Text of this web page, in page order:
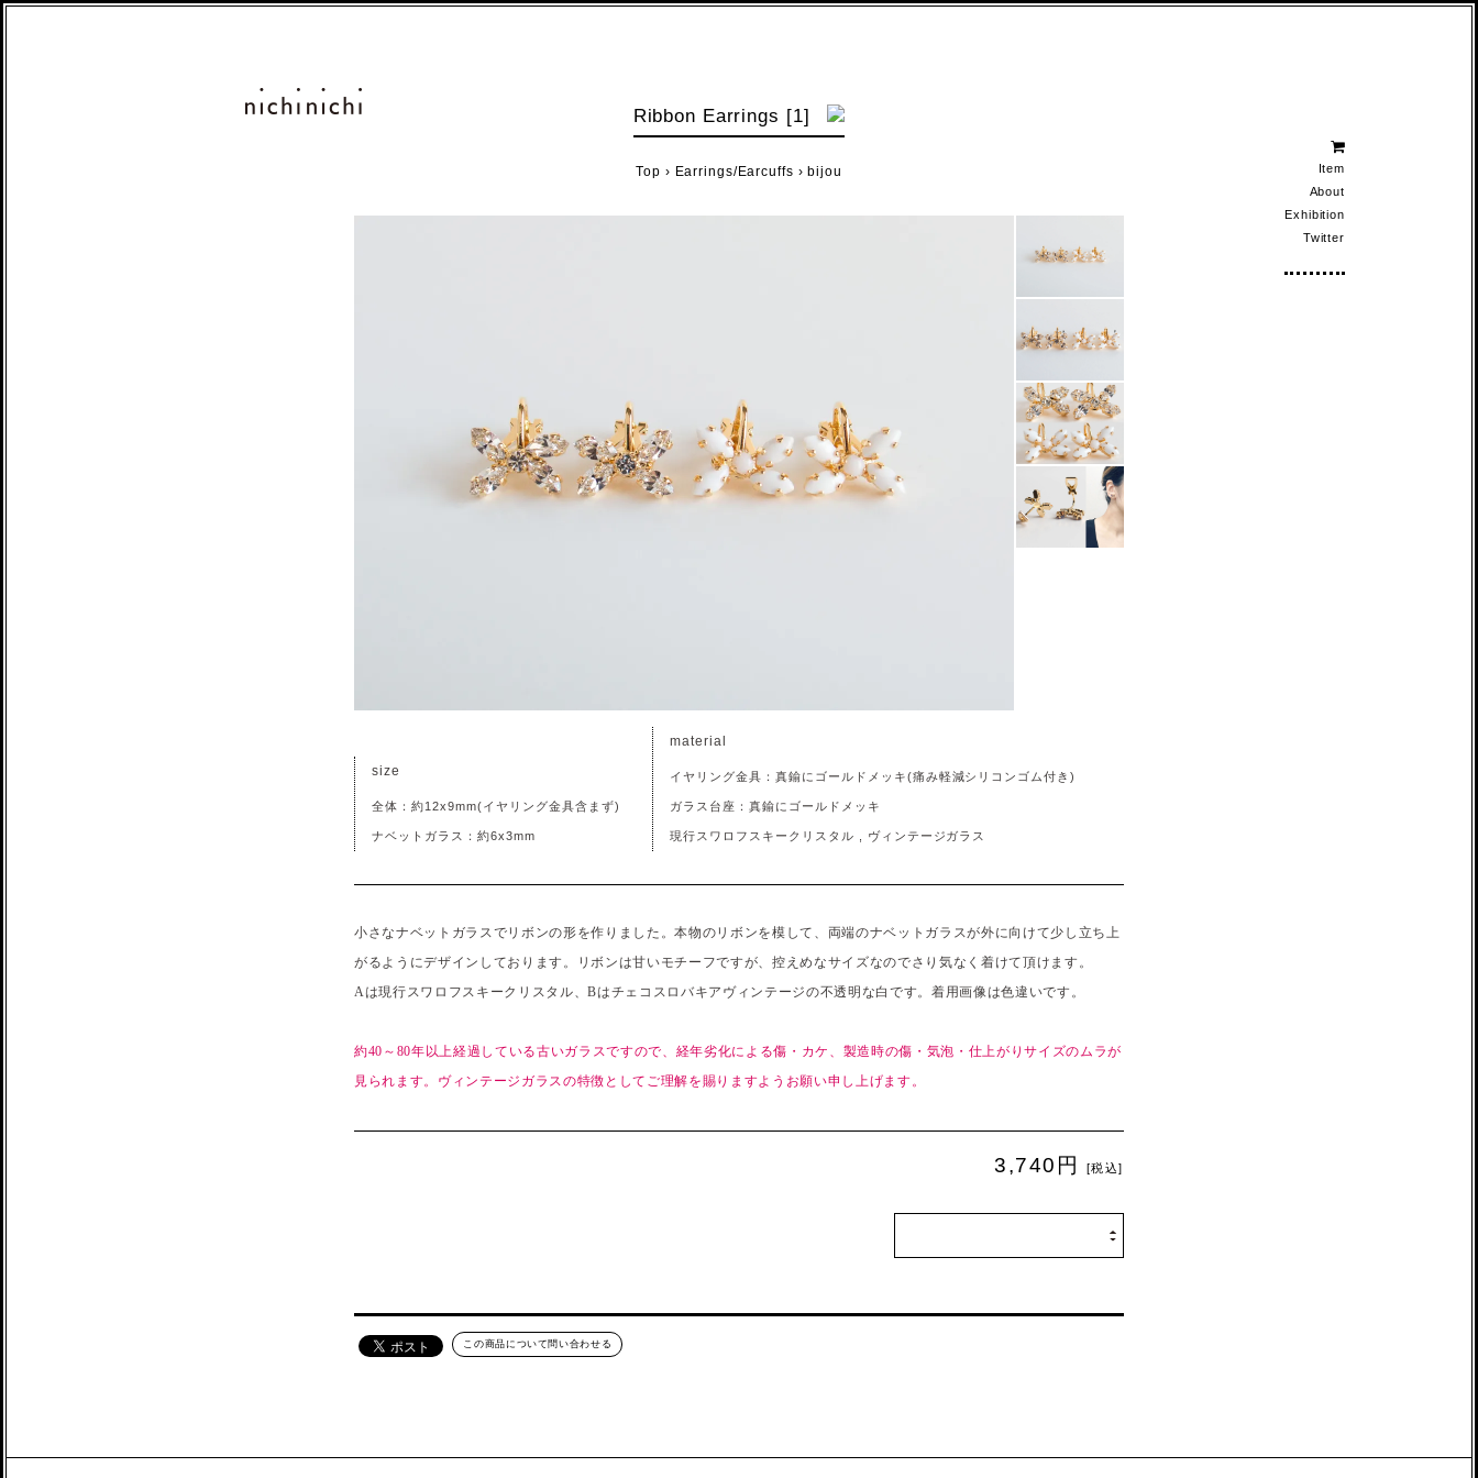
Item
About
Exhibition
Twitter
Ribbon Earrings [1]
Top › Earrings/Earcuffs ›bijou
size
全体：約12x9mm(イヤリング金具含まず)
ナベットガラス：約6x3mm
material
イヤリング金具：真鍮にゴールドメッキ(痛み軽減シリコンゴム付き)
ガラス台座：真鍮にゴールドメッキ
現行スワロフスキークリスタル , ヴィンテージガラス
小さなナベットガラスでリボンの形を作りました。本物のリボンを模して、両端のナベットガラスが外に向けて少し立ち上
がるようにデザインしております。リボンは甘いモチーフですが、控えめなサイズなのでさり気なく着けて頂けます。
Aは現行スワロフスキークリスタル、Bはチェコスロバキアヴィンテージの不透明な白です。着用画像は色違いです。
約40～80年以上経過している古いガラスですので、経年劣化による傷・カケ、製造時の傷・気泡・仕上がりサイズのムラが
見られます。ヴィンテージガラスの特徴としてご理解を賜りますようお願い申し上げます。
3,740円 [税込]
この商品について問い合わせる